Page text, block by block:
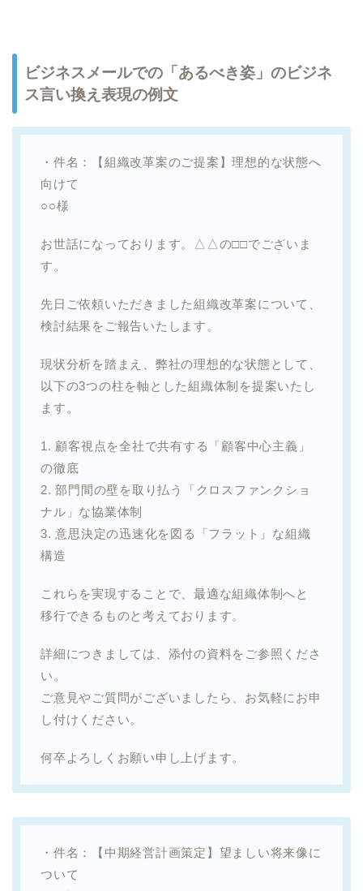
ビジネスメールでの「あるべき姿」のビジネ
ス言い換え表現の例文
・件名：【組織改革案のご提案】理想的な状態へ
向けて
○○様
お世話になっております。△△の□□でございま
す。
先日ご依頼いただきました組織改革案について、
検討結果をご報告いたします。
現状分析を踏まえ、弊社の理想的な状態として、
以下の3つの柱を軸とした組織体制を提案いたし
ます。
1. 顧客視点を全社で共有する「顧客中心主義」
の徹底
2. 部門間の壁を取り払う「クロスファンクショ
ナル」な協業体制
3. 意思決定の迅速化を図る「フラット」な組織
構造
これらを実現することで、最適な組織体制へと
移行できるものと考えております。
詳細につきましては、添付の資料をご参照くださ
い。
ご意見やご質問がございましたら、お気軽にお申
し付けください。
何卒よろしくお願い申し上げます。
・件名：【中期経営計画策定】望ましい将来像に
ついて